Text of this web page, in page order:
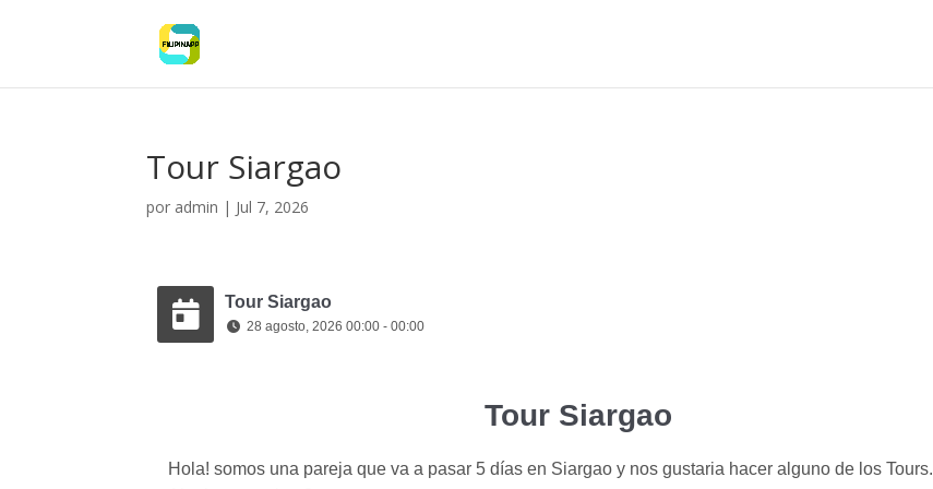
Tour Siargao
por admin | Jul 7, 2026
Tour Siargao
28 agosto, 2026 00:00 - 00:00
Tour Siargao
Hola! somos una pareja que va a pasar 5 días en Siargao y nos gustaria hacer alguno de los Tours.